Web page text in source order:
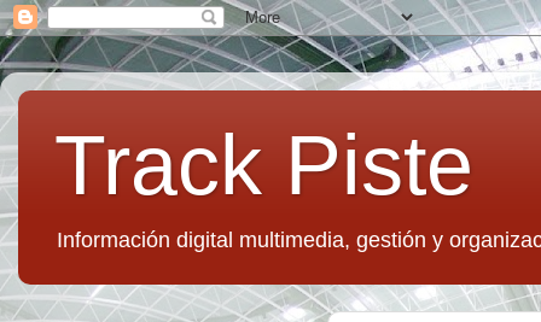
Track Piste
Información digital multimedia, gestión y